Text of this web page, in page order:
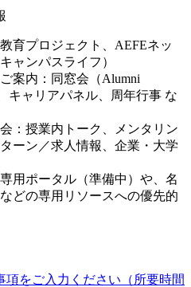
育プロジェクト、 AEFEネッ
ャンパスライフ）
案内：同窓会（Alumni
キャリアパネル、周年行事 な
：授業内トーク、メンタリン
ーン／求人情報、企業・大学
専用ポータル（準備中）や、名
どの専用リソースへの優先的
項をご入力ください（所要時間